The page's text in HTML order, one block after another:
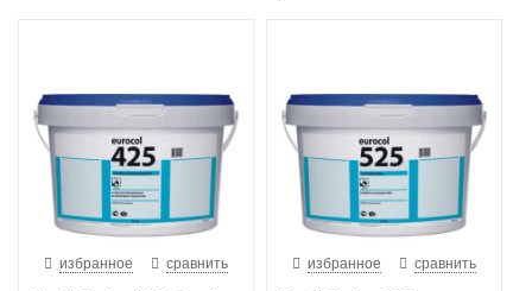
избранное сравнить избранное сравнить